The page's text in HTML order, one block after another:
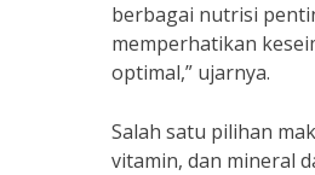
berbagai nutrisi
memperhatikan
optimal,” ujarnya.
Salah satu pilihan
vitamin, dan mineral